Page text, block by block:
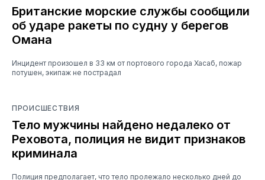
Британские морские службы сообщили
об ударе ракеты по судну у берегов
Омана
Инцидент произошел в 33 км от портового города Хасаб, пожар
потушен, экипаж не пострадал
ПРОИСШЕСТВИЯ
Тело мужчины найдено недалеко от
Реховота, полиция не видит признаков
криминала
Полиция предполагает, что тело пролежало несколько дней до